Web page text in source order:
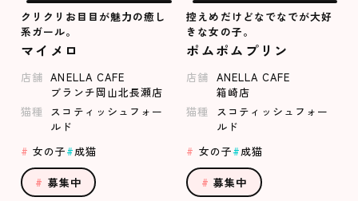
クリクリお目目が魅力の癒し
系ガール。
マイメロ
店舗 ANELLA CAFE
ブランチ岡山北長瀬店
猫種
スコティッシュフォー
ルド
女の子
成猫
募集中
控えめだけどなでなでが大好
きな女の子。
ポムポムプリン
店舗 ANELLA CAFE
箱崎店
猫種
スコティッシュフォー
ルド
女の子
成猫
募集中